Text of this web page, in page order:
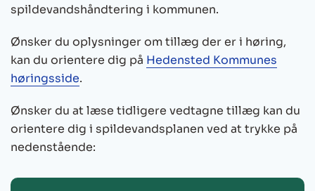
spildevandshåndtering i kommunen.
Ønsker du oplysninger om tillæg der er i høring,
kan du orientere dig på Hedensted Kommunes
høringsside.
Ønsker du at læse tidligere vedtagne tillæg kan du
orientere dig i spildevandsplanen ved at trykke på
nedenstående: